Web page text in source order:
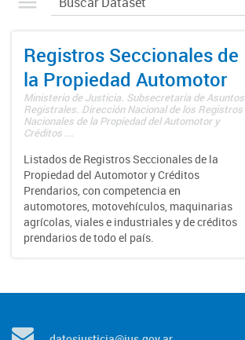
Registros Seccionales de
la Propiedad Automotor
Ministerio de Justicia. Subsecretaría de Asuntos
Registrales. Dirección Nacional de los Registros
Nacionales de la Propiedad del Automotor y
Créditos ...
Listados de Registros Seccionales de la
Propiedad del Automotor y Créditos
Prendarios, con competencia en
automotores, motovehículos, maquinarias
agrícolas, viales e industriales y de créditos
prendarios de todo el país.